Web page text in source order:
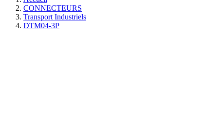
CONNECTEURS
Transport Industriels
DTM04-3P